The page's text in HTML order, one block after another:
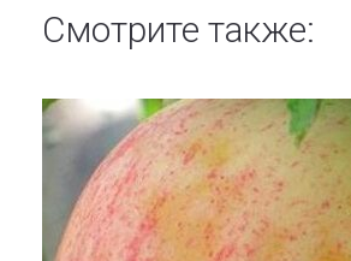
Смотрите также: